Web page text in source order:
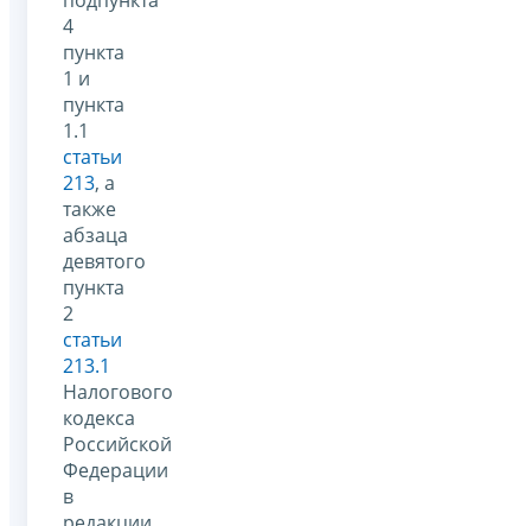
4
пункта
1 и
пункта
1.1
статьи
213, а
также
абзаца
девятого
пункта
2
статьи
213.1
Налогового
кодекса
Российской
Федерации
в